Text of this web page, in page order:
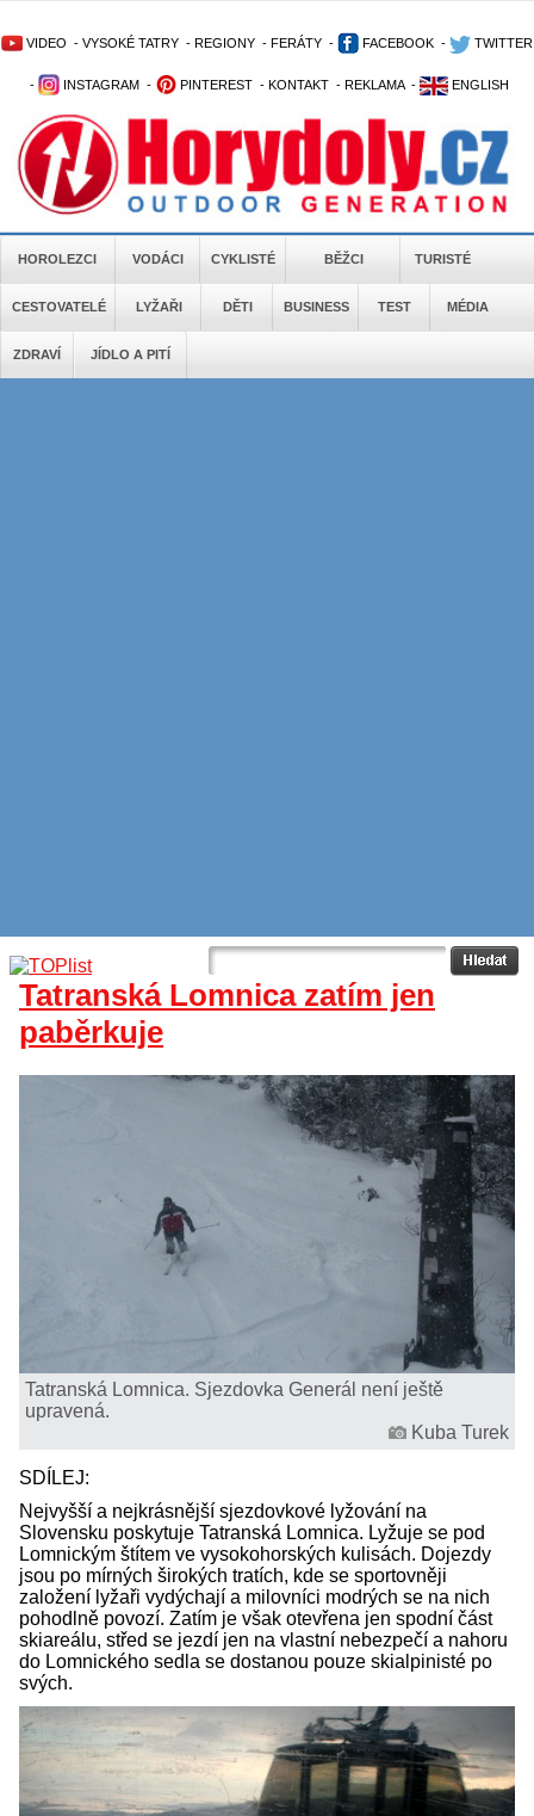
VIDEO - VYSOKÉ TATRY - REGIONY - FERÁTY - FACEBOOK - TWITTER
- INSTAGRAM - PINTEREST - KONTAKT - REKLAMA - ENGLISH
HOROLEZCI VODÁCI CYKLISTÉ BĚŽCI TURISTÉ
CESTOVATELÉ LYŽAŘI DĚTI BUSINESS TEST MÉDIA
ZDRAVÍ JÍDLO A PITÍ
Tatranská Lomnica zatím jen
paběrkuje
Tatranská Lomnica. Sjezdovka Generál není ještě
upravená.
Kuba Turek
SDÍLEJ:
Nejvyšší a nejkrásnější sjezdovkové lyžování na
Slovensku poskytuje Tatranská Lomnica. Lyžuje se pod
Lomnickým štítem ve vysokohorských kulisách. Dojezdy
jsou po mírných širokých tratích, kde se sportovněji
založení lyžaři vydýchají a milovníci modrých se na nich
pohodlně povozí. Zatím je však otevřena jen spodní část
skiareálu, střed se jezdí jen na vlastní nebezpečí a nahoru
do Lomnického sedla se dostanou pouze skialpinisté po
svých.